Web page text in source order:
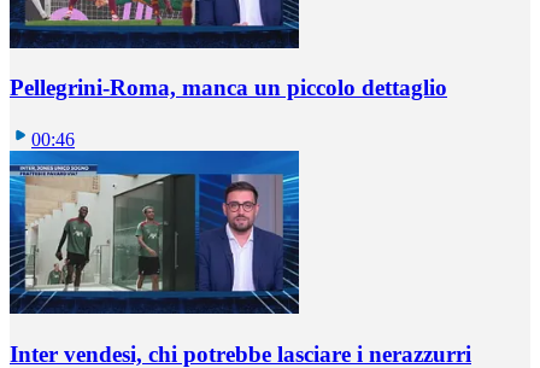
Pellegrini-Roma, manca un piccolo dettaglio
00:46
Inter vendesi, chi potrebbe lasciare i nerazzurri